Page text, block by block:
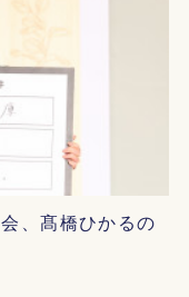
、髙橋ひかるの